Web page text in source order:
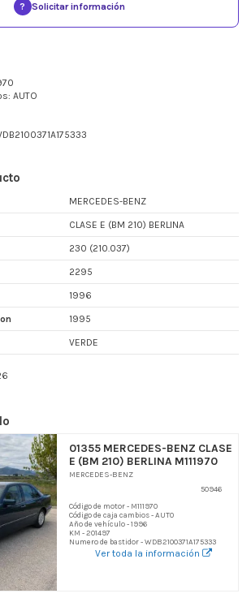
? Solicitar información
AUTO
MERCEDES-BENZ
CLASE E (BM 210) BERLINA
230 (210.037)
2295
1996
1995
VERDE
01355 MERCEDES-BENZ CLASE
E (BM 210) BERLINA M111970
MERCEDES-BENZ
50946
Código de motor - M111970
Código de caja cambios - AUTO
Año de vehículo - 1996
KM - 201497
Numero de bastidor - WDB2100371A175333
Ver toda la información